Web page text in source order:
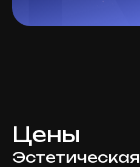
Цены
Эстетическая